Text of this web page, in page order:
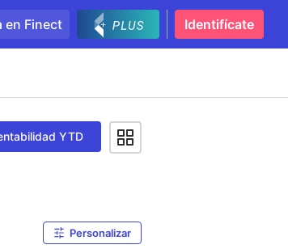
en Finect Identifícate
YTD
Personalizar